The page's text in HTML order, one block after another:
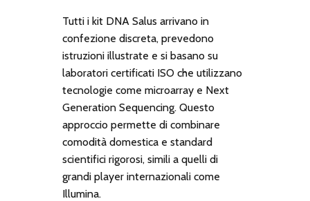
Tutti i kit DNA Salus arrivano in
confezione discreta, prevedono
istruzioni illustrate e si basano su
laboratori certificati ISO che utilizzano
tecnologie come microarray e Next
Generation Sequencing. Questo
approccio permette di combinare
comodità domestica e standard
scientifici rigorosi, simili a quelli di
grandi player internazionali come
Illumina.